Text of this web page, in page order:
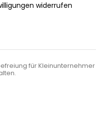
widerrufen
für Kleinunternehmer